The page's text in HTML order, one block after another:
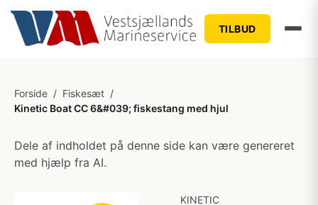
TILBUD
Forside / Fiskesæt /
Kinetic Boat CC 6&#039; fiskestang med hjul
Dele af indholdet på denne side kan være genereret
med hjælp fra AI.
KINETIC